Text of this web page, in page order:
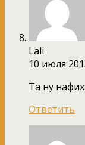
Lali
10 июля
Та ну
Ответить